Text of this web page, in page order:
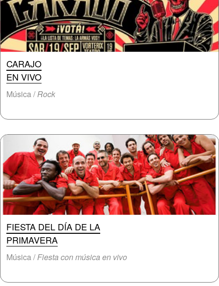
CARAJO
EN VIVO
Música /Rock
FIESTA DEL DÍA DE LA
PRIMAVERA
Música /Fiesta con música en vivo